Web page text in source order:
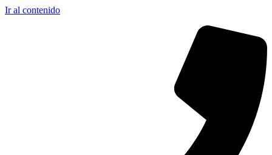
Ir al contenido